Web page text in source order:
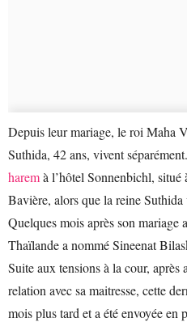
Depuis leur mariage, le roi Maha
Suthida, 42 ans, vivent
haremà l’hôtel Sonnenbichl,
Bavière, alors que la reine
Quelques mois après son mariage
Thaïlande a nommé Sineenat
Suite aux tensions à la cour, après
relation avec sa maitresse, cette
mois plus tard et a été envoyée en